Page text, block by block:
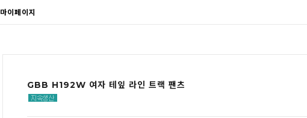
마이페이지
GBB H192W 여자 테잎 라인 트랙 팬츠